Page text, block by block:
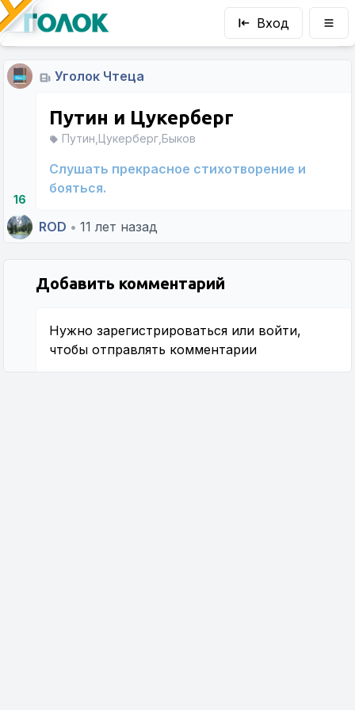
Вход
Уголок Чтеца
16
Путин и Цукерберг
Путин,Цукерберг,Быков
Слушать прекрасное стихотворение и
бояться.
ROD • 11 лет назад
Добавить комментарий
Нужно зарегистрироваться или войти,
чтобы отправлять комментарии